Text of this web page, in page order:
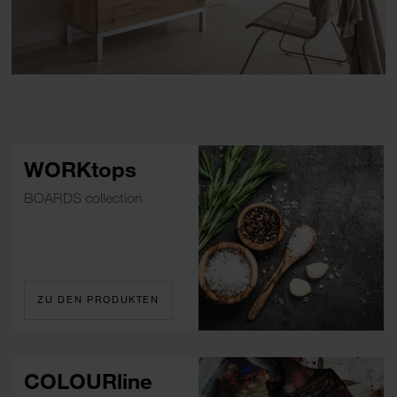
WORKtops
BOARDS collection
ZU DEN PRODUKTEN
COLOURline